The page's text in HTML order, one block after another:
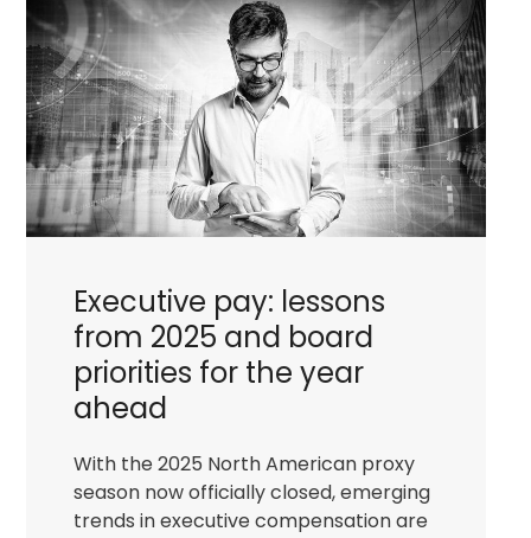
a
successful
proposal
Executive pay: lessons
from 2025 and board
priorities for the year
ahead
With the 2025 North American proxy
season now officially closed, emerging
trends in executive compensation are